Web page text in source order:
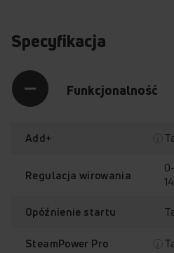
Specyfikacja
Funkcjonalność
Add+
Regulacja wirowania
Opóźnienie startu
SteamPower Pro